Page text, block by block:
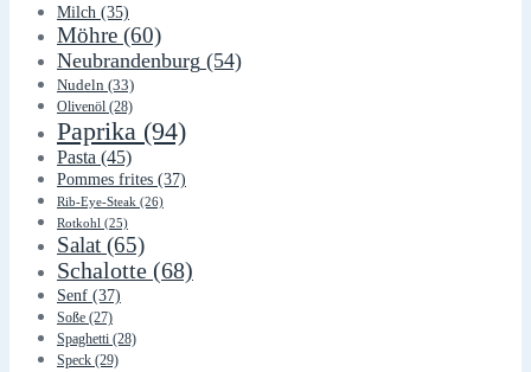
Milch (35)
Möhre (60)
Neubrandenburg (54)
Nudeln (33)
Olivenöl (28)
Paprika (94)
Pasta (45)
Pommes frites (37)
Rib-Eye-Steak (26)
Rotkohl (25)
Salat (65)
Schalotte (68)
Senf (37)
Soße (27)
Spaghetti (28)
Speck (29)